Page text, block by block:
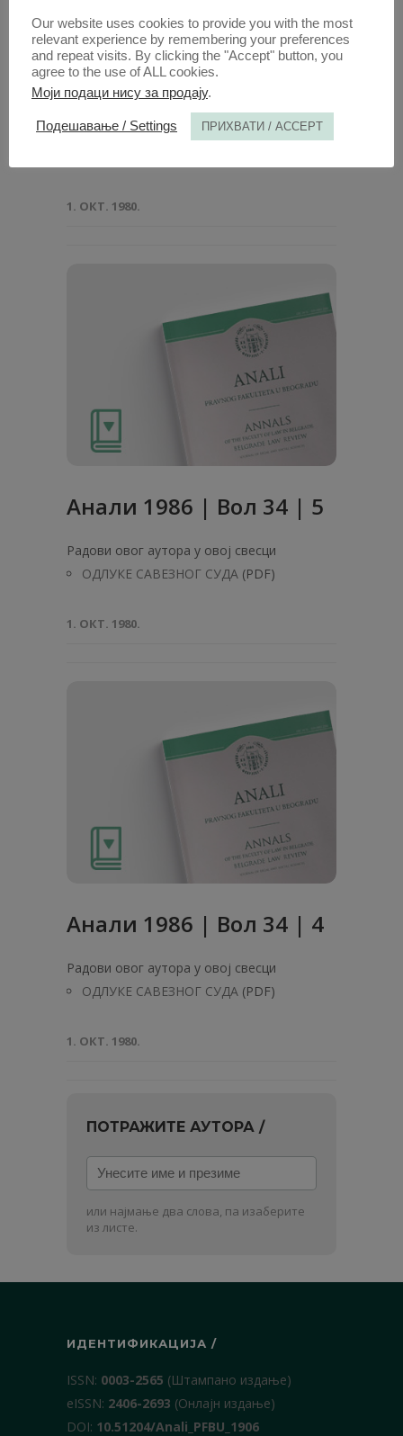
Анaли 1986 | Вол 34 | 6
Радови овог аутора у овој свесци
1. ОКТ. 1980.
Анaли 1986 | Вол 34 | 5
Радови овог аутора у овој свесци
ОДЛУКЕ САВЕЗНОГ СУДА (PDF)
1. ОКТ. 1980.
Анaли 1986 | Вол 34 | 4
Радови овог аутора у овој свесци
ОДЛУКЕ САВЕЗНОГ СУДА (PDF)
1. ОКТ. 1980.
ПОТРАЖИТЕ АУТОРА /
Унесите
име
и
презиме
или најмање два слова, па изаберите
из листе.
ИДЕНТИФИКАЦИЈА /
ISSN: 0003-2565 (Штампано издање)
еISSN: 2406-2693 (Онлајн издање)
DOI: 10.51204/Anali_PFBU_1906
Our website uses cookies to provide you with the most
relevant experience by remembering your preferences
and repeat visits. By clicking the "Accept" button, you
agree to the use of ALL cookies.
Моји подаци нису за продају.
Подешавање / Settings ПРИХВАТИ / ACCEPT